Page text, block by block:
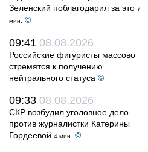
Зеленский поблагодарил за это 7
мин.
©
09:41 08.08.2026
Российские фигуристы массово
стремятся к получению
нейтрального статуса ©
09:33 08.08.2026
СКР возбудил уголовное дело
против журналистки Катерины
Гордеевой 4 мин. ©